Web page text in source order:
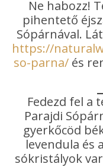
Ne habozz!
pihentető
Sópárnával.
https://
so-parna/ és
Fedezd fel a
Parajdi
gyerkőcöd
levendula és
sókristályok